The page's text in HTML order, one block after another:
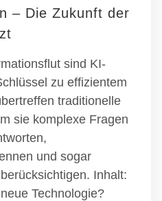
– Die Zukunft der
sind KI-
zu effizientem
traditionelle
sie komplexe Fragen
und sogar
Inhalt:
Technologie?